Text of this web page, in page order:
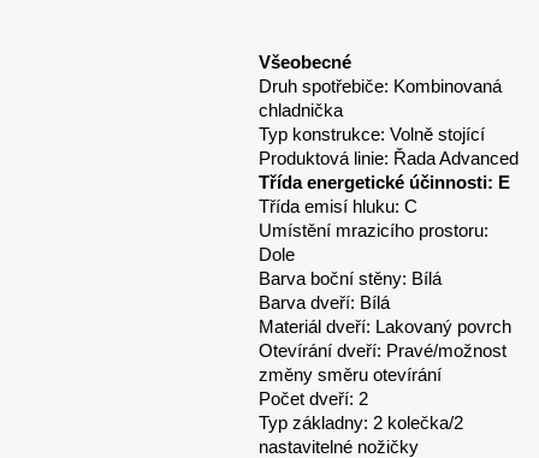
Všeobecné
Druh spotřebiče: Kombinovaná
chladnička
Typ konstrukce: Volně stojící
Produktová linie: Řada Advanced
Třída energetické účinnosti: E
Třída emisí hluku: C
Umístění mrazicího prostoru:
Dole
Barva boční stěny: Bílá
Barva dveří: Bílá
Materiál dveří: Lakovaný povrch
Otevírání dveří: Pravé/možnost
změny směru otevírání
Počet dveří: 2
Typ základny: 2 kolečka/2
nastavitelné nožičky